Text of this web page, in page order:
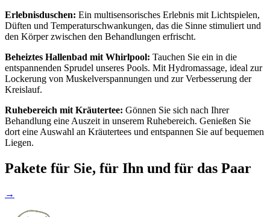
Erlebnisduschen: Ein multisensorisches Erlebnis mit Lichtspielen,
Düften und Temperaturschwankungen, das die Sinne stimuliert und
den Körper zwischen den Behandlungen erfrischt.
Beheiztes Hallenbad mit Whirlpool: Tauchen Sie ein in die
entspannenden Sprudel unseres Pools. Mit Hydromassage, ideal zur
Lockerung von Muskelverspannungen und zur Verbesserung der
Kreislauf.
Ruhebereich mit Kräutertee: Gönnen Sie sich nach Ihrer
Behandlung eine Auszeit in unserem Ruhebereich. Genießen Sie
dort eine Auswahl an Kräutertees und entspannen Sie auf bequemen
Liegen.
Pakete für Sie, für Ihn und für das Paar
→